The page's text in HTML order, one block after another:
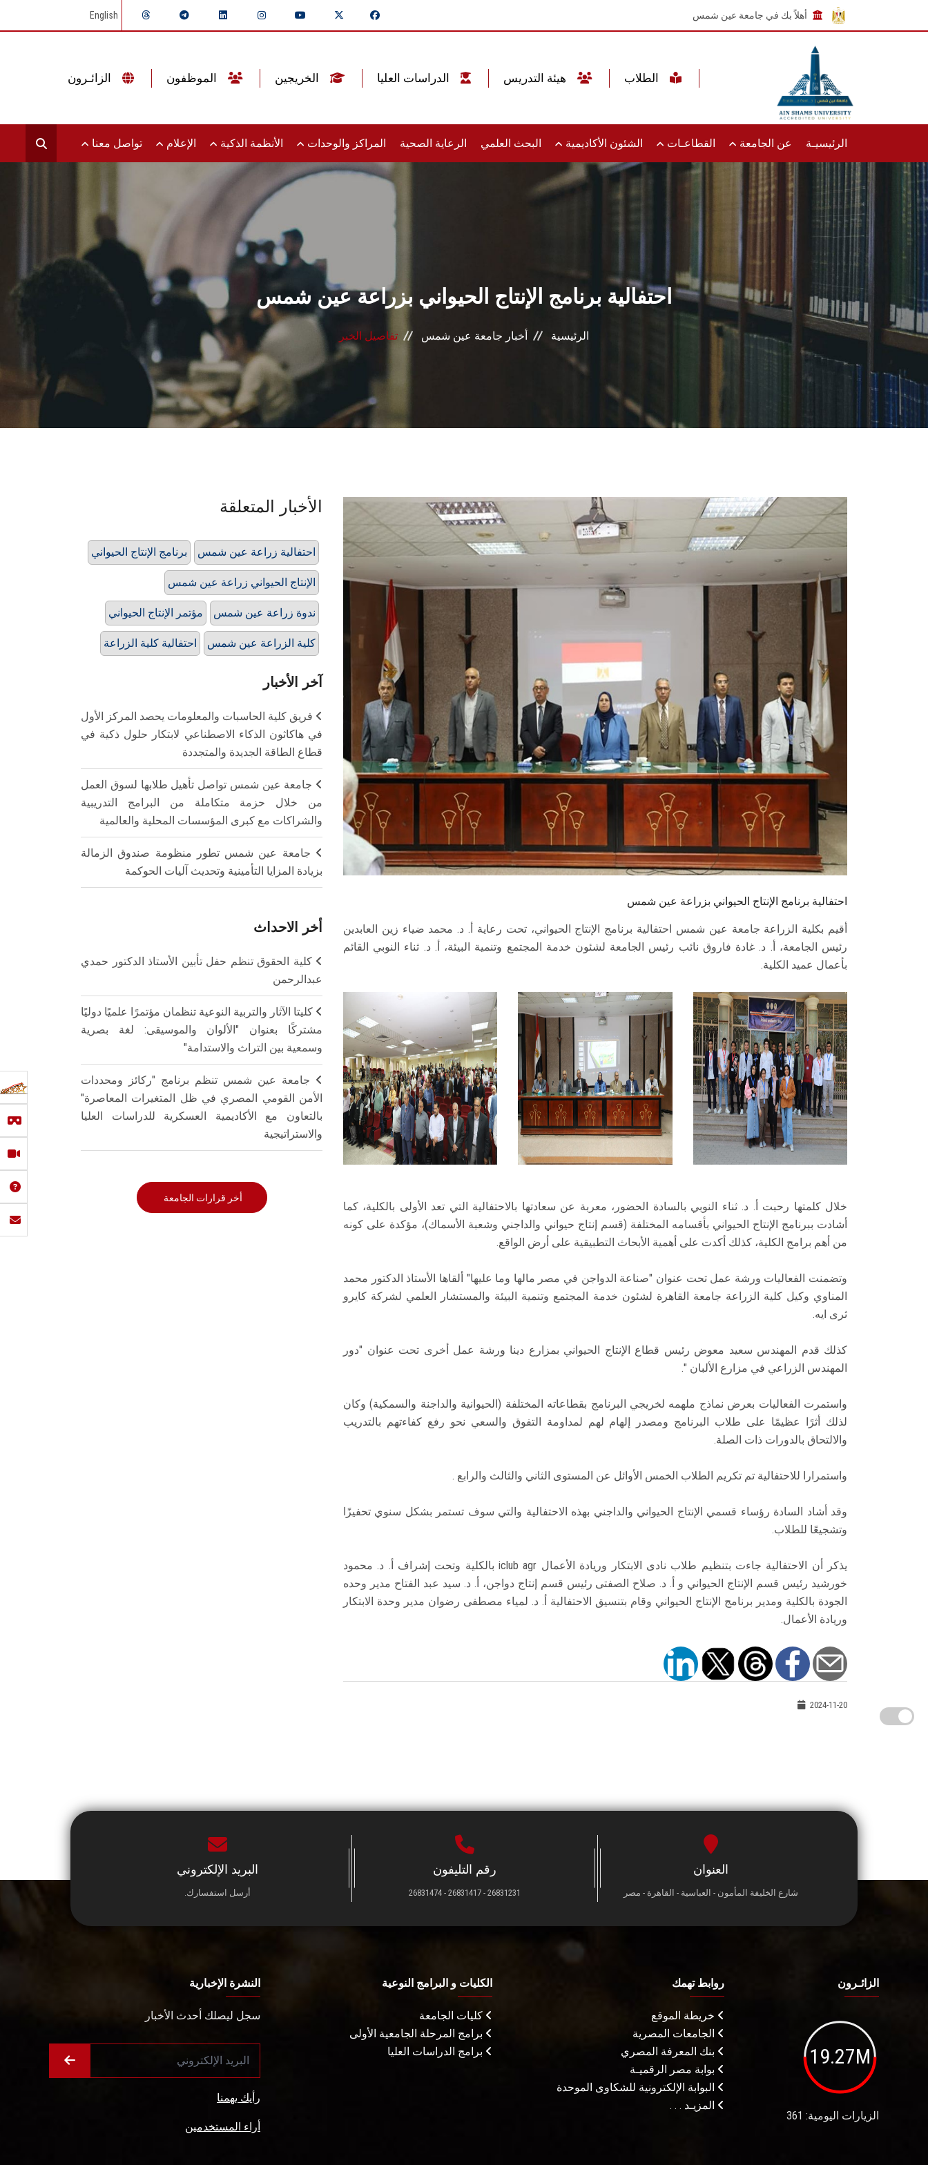
أهلاً بك في جامعة عين شمس English
الرئيسيـة عن الجامعة القطاعـات الشئون الأكاديمية البحث العلمي الرعاية الصحية المراكز والوحدات الأنظمة الذكية الإعلام تواصل معنا
احتفالية برنامج الإنتاج الحيواني بزراعة عين شمس
الرئيسية أخبار جامعة عين شمس تفاصيل الخبر
احتفالية برنامج الإنتاج الحيواني بزراعة عين شمس
أقيم بكلية الزراعة جامعة عين شمس احتفالية برنامج الإنتاج الحيواني، تحت رعاية أ. د. محمد ضياء زين العابدين
رئيس الجامعة، أ. د. غادة فاروق نائب رئيس الجامعة لشئون خدمة المجتمع وتنمية البيئة، أ. د. ثناء النوبي القائم
بأعمال عميد الكلية.
خلال كلمتها رحبت أ. د. ثناء النوبي بالسادة الحضور، معربة عن سعادتها بالاحتفالية التي تعد الأولى بالكلية، كما
أشادت ببرنامج الإنتاج الحيواني بأقسامه المختلفة (قسم إنتاج حيواني والداجني وشعبة الأسماك)، مؤكدة على كونه
من أهم برامج الكلية، كذلك أكدت على أهمية الأبحاث التطبيقية على أرض الواقع.
وتضمنت الفعاليات ورشة عمل تحت عنوان "صناعة الدواجن في مصر مالها وما عليها" ألقاها الأستاذ الدكتور محمد
المناوي وكيل كلية الزراعة جامعة القاهرة لشئون خدمة المجتمع وتنمية البيئة والمستشار العلمي لشركة كايرو
ثرى ايه.
كذلك قدم المهندس سعيد معوض رئيس قطاع الإنتاج الحيواني بمزارع دينا ورشة عمل أخرى تحت عنوان "دور
المهندس الزراعي في مزارع الألبان ".
واستمرت الفعاليات بعرض نماذج ملهمه لخريجي البرنامج بقطاعاته المختلفة (الحيوانية والداجنة والسمكية) وكان
لذلك أثرًا عظيمًا على طلاب البرنامج ومصدر إلهام لهم لمداومة التفوق والسعي نحو رفع كفاءتهم بالتدريب
والالتحاق بالدورات ذات الصلة.
واستمرارا للاحتفالية تم تكريم الطلاب الخمس الأوائل عن المستوى الثاني والثالث والرابع .
وقد أشاد السادة رؤساء قسمي الإنتاج الحيواني والداجني بهذه الاحتفالية والتي سوف تستمر بشكل سنوي تحفيزًا
وتشجيعًا للطلاب.
يذكر أن الاحتفالية جاءت بتنظيم طلاب نادى الابتكار وريادة الأعمال iclub agr بالكلية وتحت إشراف أ. د. محمود
خورشيد رئيس قسم الإنتاج الحيواني و أ. د. صلاح الصفتى رئيس قسم إنتاج دواجن، أ. د. سيد عبد الفتاح مدير وحده
الجودة بالكلية ومدير برنامج الإنتاج الحيواني وقام بتنسيق الاحتفالية أ. د. لمياء مصطفى رضوان مدير وحدة الابتكار
وريادة الأعمال.
2024-11-20
الأخبار المتعلقة
برنامج الإنتاج الحيواني احتفالية زراعة عين شمس
الإنتاج الحيواني زراعة عين شمس
مؤتمر الإنتاج الحيواني ندوة زراعة عين شمس
احتفالية كلية الزراعة كلية الزراعة عين شمس
آخر الأخبار
فريق كلية الحاسبات والمعلومات يحصد المركز الأول
في هاكاثون الذكاء الاصطناعي لابتكار حلول ذكية في
قطاع الطاقة الجديدة والمتجددة
جامعة عين شمس تواصل تأهيل طلابها لسوق العمل
من خلال حزمة متكاملة من البرامج التدريبية
والشراكات مع كبرى المؤسسات المحلية والعالمية
جامعة عين شمس تطور منظومة صندوق الزمالة
بزيادة المزايا التأمينية وتحديث آليات الحوكمة
أخر الاحداث
كلية الحقوق تنظم حفل تأبين الأستاذ الدكتور حمدي
عبدالرحمن
كليتا الآثار والتربية النوعية تنظمان مؤتمرًا علميًا دوليًا
مشتركًا بعنوان "الألوان والموسيقى: لغة بصرية
وسمعية بين التراث والاستدامة"
جامعة عين شمس تنظم برنامج "ركائز ومحددات
الأمن القومي المصري في ظل المتغيرات المعاصرة"
بالتعاون مع الأكاديمية العسكرية للدراسات العليا
والاستراتيجية
أخر قرارات الجامعة
العنوان
شارع الخليفة المأمون - العباسية - القاهرة - مصر
رقم التليفون
26831231 - 26831417 - 26831474
البريد الإلكتروني
أرسل استفسارك.
الزائـرون
19.27M
الزيارات اليومية: 361
روابط تهمك
خريطة الموقع
الجامعات المصرية
بنك المعرفة المصري
بوابة مصر الرقميـة
البوابة الإلكترونية للشكاوى الموحدة
المزيـد . . .
الكليات و البرامج النوعية
كليات الجامعة
برامج المرحلة الجامعية الأولى
برامج الدراسات العليا
النشرة الإخبارية
سجل ليصلك أحدث الأخبار
رأيك يهمنا
أراء المستخدمين